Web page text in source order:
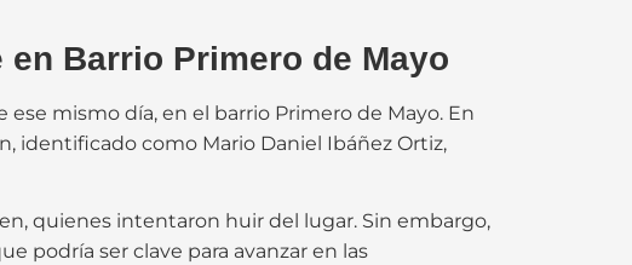
Barrio Primero de Mayo
mismo día, en el barrio Primero de Mayo. En
identificado como Mario Daniel Ibáñez Ortiz,
quienes intentaron huir del lugar. Sin embargo,
podría ser clave para avanzar en las